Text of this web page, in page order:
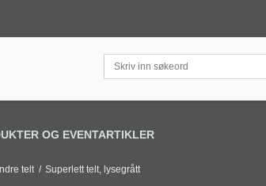
OG EVENTARTIKLER
telt / Superlett telt, lysegrått